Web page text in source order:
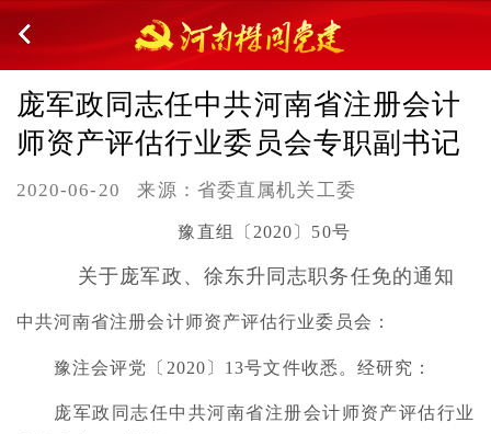
庞军政同志任中共河南省注册会计
师资产评估行业委员会专职副书记
2020-06-20 来源：省委直属机关工委
豫直组〔2020〕50号
关于庞军政、徐东升同志职务任免的通知
中共河南省注册会计师资产评估行业委员会：
豫注会评党〔2020〕13号文件收悉。经研究：
庞军政同志任中共河南省注册会计师资产评估行业